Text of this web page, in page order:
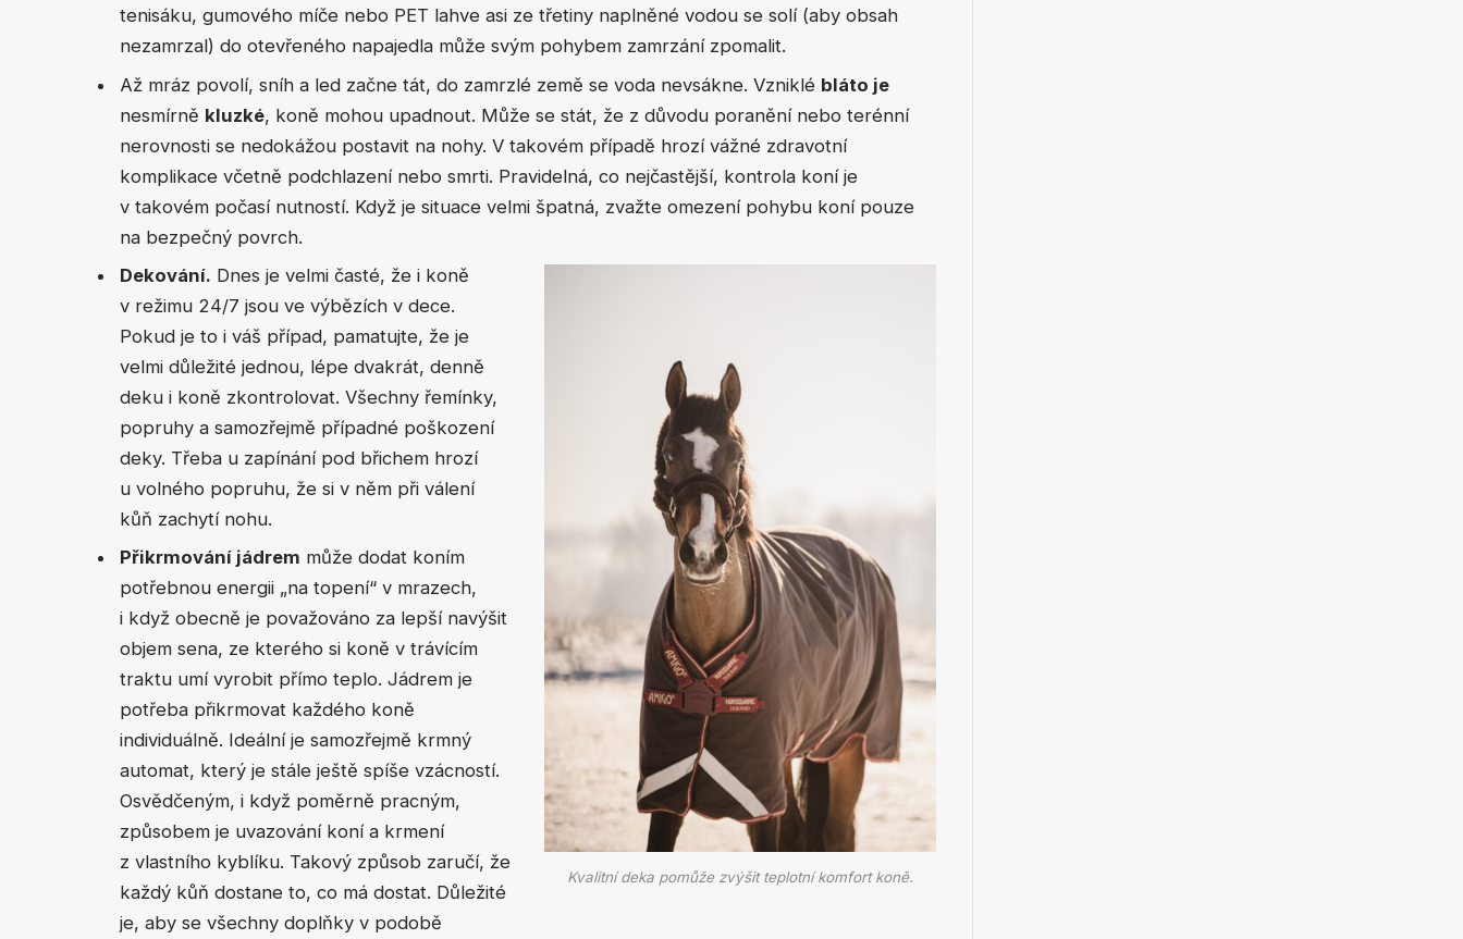
tenisáku, gumového míče nebo PET lahve asi ze třetiny naplněné vodou se solí (aby obsah
nezamrzal) do otevřeného napajedla může svým pohybem zamrzání zpomalit.
Až mráz povolí, sníh a led začne tát, do zamrzlé země se voda nevsákne. Vzniklé bláto je
nesmírně kluzké, koně mohou upadnout. Může se stát, že z důvodu poranění nebo terénní
nerovnosti se nedokážou postavit na nohy. V takovém případě hrozí vážné zdravotní
komplikace včetně podchlazení nebo smrti. Pravidelná, co nejčastější, kontrola koní je
v takovém počasí nutností. Když je situace velmi špatná, zvažte omezení pohybu koní pouze
na bezpečný povrch.
Kvalitní deka pomůže zvýšit teplotní komfort koně.
Dekování. Dnes je velmi časté, že i koně
v režimu 24/7 jsou ve výbězích v dece.
Pokud je to i váš případ, pamatujte, že je
velmi důležité jednou, lépe dvakrát, denně
deku i koně zkontrolovat. Všechny řemínky,
popruhy a samozřejmě případné poškození
deky. Třeba u zapínání pod břichem hrozí
u volného popruhu, že si v něm při válení
kůň zachytí nohu.
Přikrmování jádrem může dodat koním
potřebnou energii „na topení“ v mrazech,
i když obecně je považováno za lepší navýšit
objem sena, ze kterého si koně v trávícím
traktu umí vyrobit přímo teplo. Jádrem je
potřeba přikrmovat každého koně
individuálně. Ideální je samozřejmě krmný
automat, který je stále ještě spíše vzácností.
Osvědčeným, i když poměrně pracným,
způsobem je uvazování koní a krmení
z vlastního kyblíku. Takový způsob zaručí, že
každý kůň dostane to, co má dostat. Důležité
je, aby se všechny doplňky v podobě